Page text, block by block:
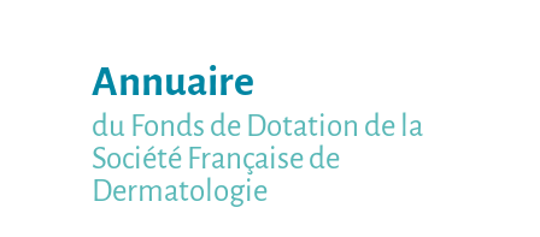
Annuaire
du Fonds de Dotation de la
Société Française de
Dermatologie